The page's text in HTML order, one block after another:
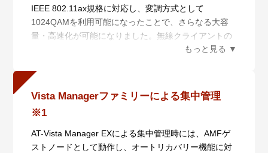
IEEE 802.11ax規格に対応し、変調方式として
1024QAMを利用可能になったことで、さらなる大容
量・高速化が可能になりました。無線クライアントの
収容台数に応じて、AT-TQ6702 GEN2もしくはAT-
・ 低遅延の実現
MU-MIMOに対応したことで同時に複数のクライアン
トにデータの送信を行うことができるようになり、従
来規格と比べて低遅延での通信が可能になりました。
・ 無線クライアントの収容数増大
OFDMAに対応し、従来のOFDMと比べて機器の通信
Vista Managerファミリーによる集中管理
※1
AT-Vista Manager EXによる集中管理時には、AMFゲ
ストノードとして動作し、オートリカバリー機能に対